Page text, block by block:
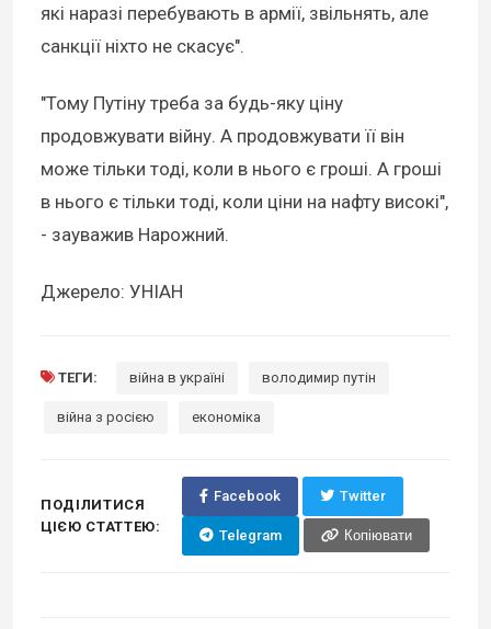
які наразі перебувають в армії, звільнять, але
санкції ніхто не скасує".
"Тому Путіну треба за будь-яку ціну
продовжувати війну. А продовжувати її він
може тільки тоді, коли в нього є гроші. А гроші
в нього є тільки тоді, коли ціни на нафту високі",
- зауважив Нарожний.
Джерело: УНІАН
ТЕГИ: війна в україні володимир путін
війна з росією економіка
ПОДІЛИТИСЯ
ЦІЄЮ СТАТТЕЮ:
Facebook Twitter
Telegram Копіювати